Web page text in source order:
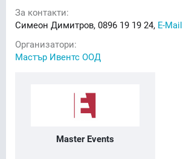
За контакти:
Симеон Димитров, 0896 19 19 24, E-Mail
Организатори:
Мастър Ивентс ООД
Master Events